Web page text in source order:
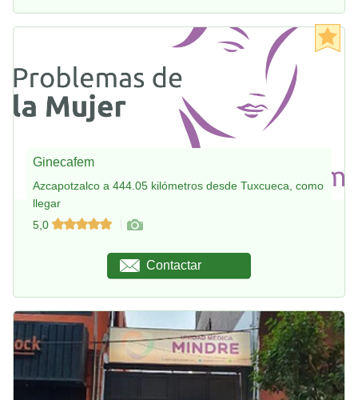
Ginecafem
Azcapotzalco a 444.05 kilómetros desde Tuxcueca, como
llegar
5,0
Contactar